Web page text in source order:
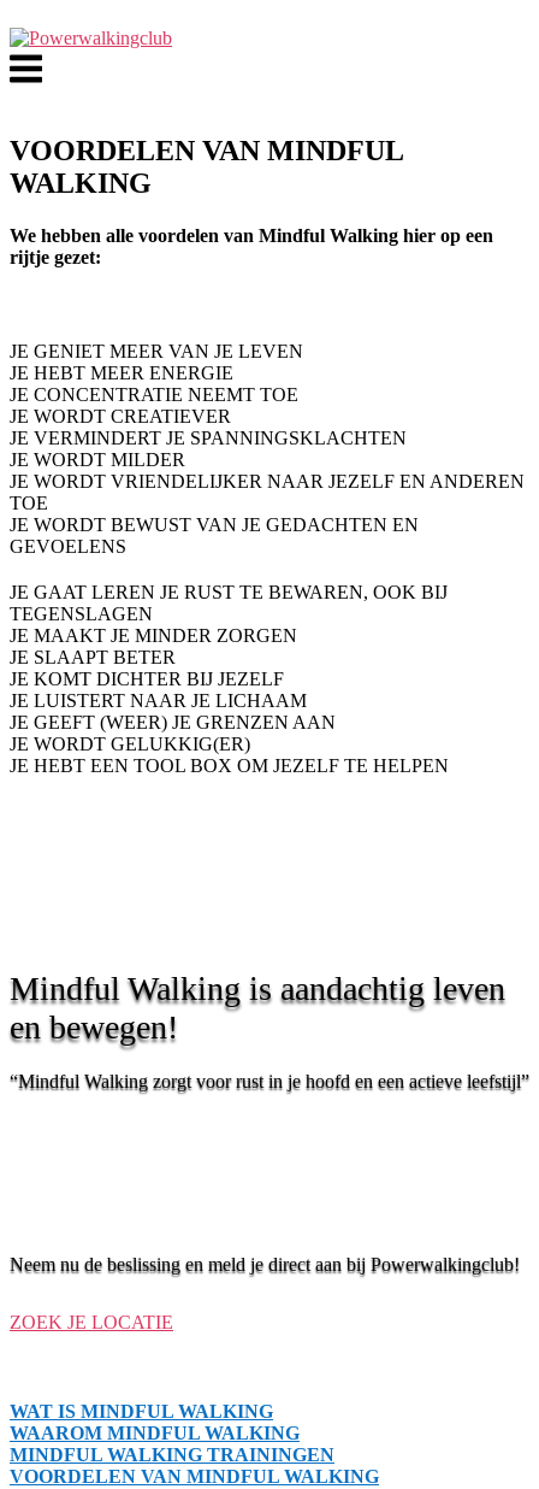
naar
de
inhoud
Menu
VOORDELEN VAN MINDFUL
WALKING
We hebben alle voordelen van Mindful Walking hier op een
rijtje gezet:
JE GENIET MEER VAN JE LEVEN
JE HEBT MEER ENERGIE
JE CONCENTRATIE NEEMT TOE
JE WORDT CREATIEVER
JE VERMINDERT JE SPANNINGSKLACHTEN
JE WORDT MILDER
JE WORDT VRIENDELIJKER NAAR JEZELF EN ANDEREN
TOE
JE WORDT BEWUST VAN JE GEDACHTEN EN
GEVOELENS
JE GAAT LEREN JE RUST TE BEWAREN, OOK BIJ
TEGENSLAGEN
JE MAAKT JE MINDER ZORGEN
JE SLAAPT BETER
JE KOMT DICHTER BIJ JEZELF
JE LUISTERT NAAR JE LICHAAM
JE GEEFT (WEER) JE GRENZEN AAN
JE WORDT GELUKKIG(ER)
JE HEBT EEN TOOL BOX OM JEZELF TE HELPEN
Mindful Walking is aandachtig leven
en bewegen!
“Mindful Walking zorgt voor rust in je hoofd en een actieve leefstijl”
Neem nu de beslissing en meld je direct aan bij Powerwalkingclub!
ZOEK JE LOCATIE
WAT IS MINDFUL WALKING
WAAROM MINDFUL WALKING
MINDFUL WALKING TRAININGEN
VOORDELEN VAN MINDFUL WALKING